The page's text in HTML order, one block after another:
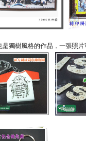
是獨樹風格的作品，一張照